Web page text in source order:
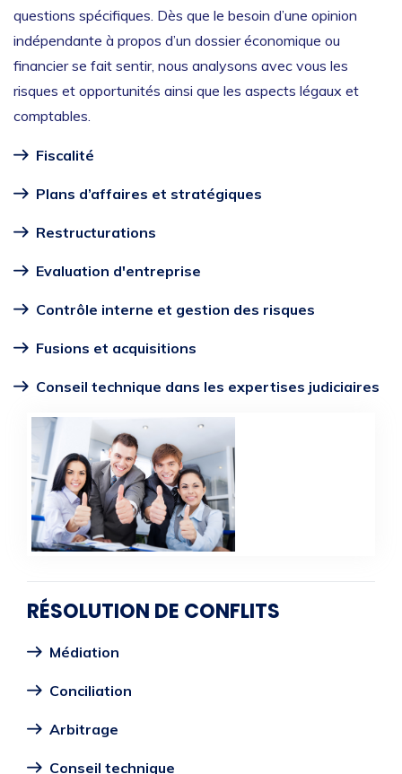
questions spécifiques. Dès que le besoin d’une opinion
indépendante à propos d’un dossier économique ou
financier se fait sentir, nous analysons avec vous les
risques et opportunités ainsi que les aspects légaux et
comptables.
Fiscalité
Plans d’affaires et stratégiques
Restructurations
Evaluation d'entreprise
Contrôle interne et gestion des risques
Fusions et acquisitions
Conseil technique dans les expertises judiciaires
RÉSOLUTION DE CONFLITS
Médiation
Conciliation
Arbitrage
Conseil technique